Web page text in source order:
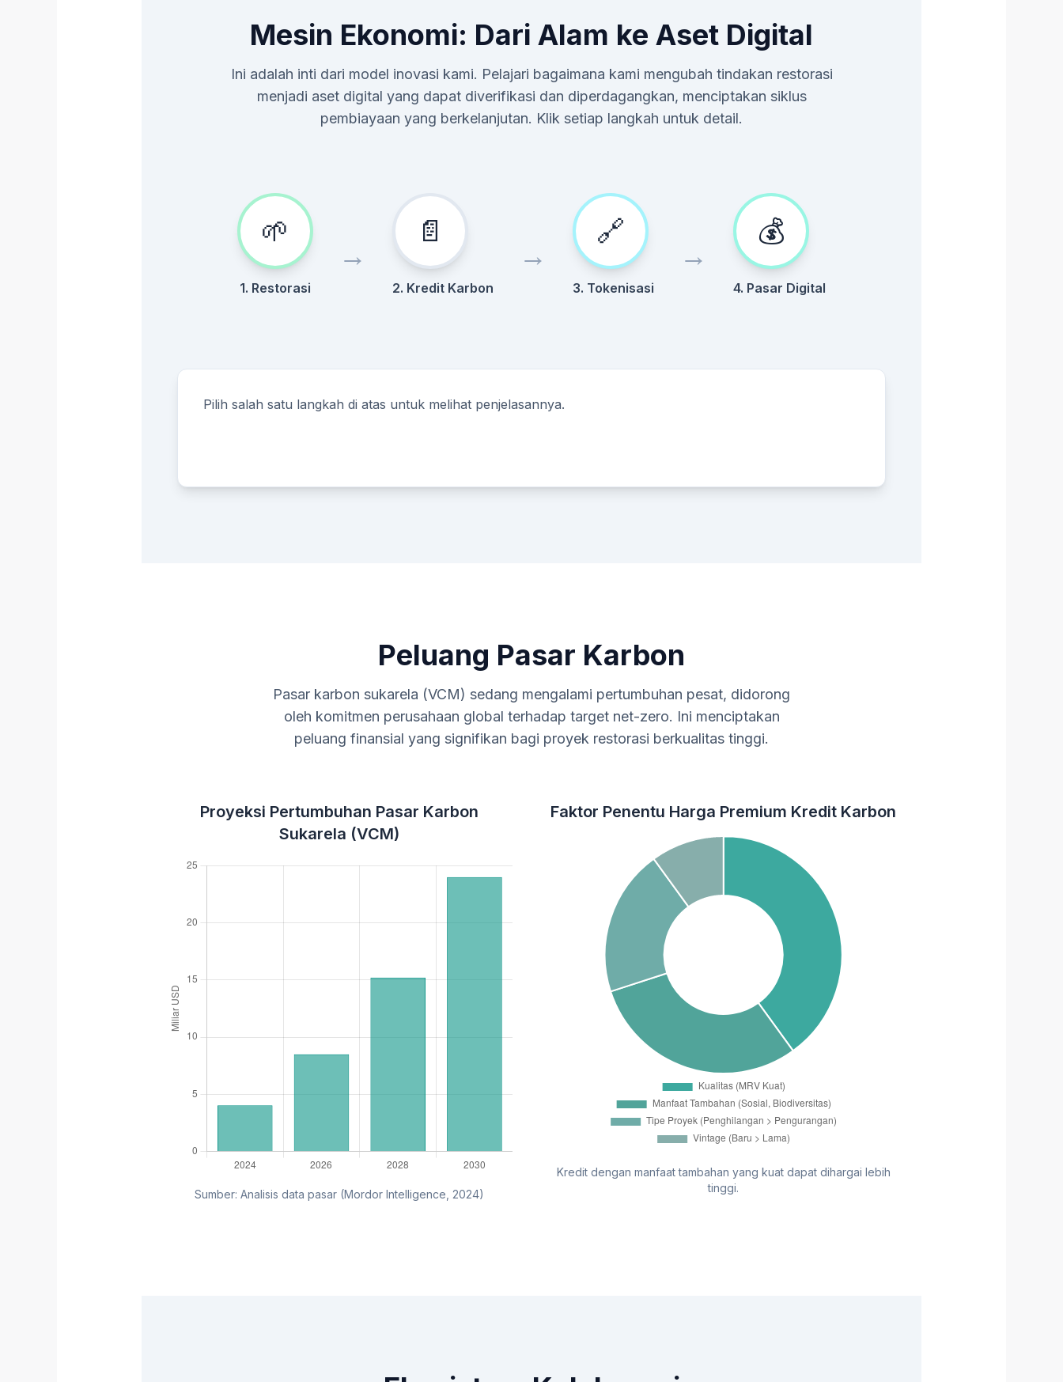
Mesin Ekonomi: Dari Alam ke Aset Digital
Ini adalah inti dari model inovasi kami. Pelajari bagaimana kami mengubah tindakan restorasi
menjadi aset digital yang dapat diverifikasi dan diperdagangkan, menciptakan siklus
pembiayaan yang berkelanjutan. Klik setiap langkah untuk detail.
🌱
1. Restorasi
→
📄
2. Kredit Karbon
→
🔗
3. Tokenisasi
→
💰
4. Pasar Digital
Pilih salah satu langkah di atas untuk melihat penjelasannya.
Peluang Pasar Karbon
Pasar karbon sukarela (VCM) sedang mengalami pertumbuhan pesat, didorong
oleh komitmen perusahaan global terhadap target net-zero. Ini menciptakan
peluang finansial yang signifikan bagi proyek restorasi berkualitas tinggi.
Proyeksi Pertumbuhan Pasar Karbon
Sukarela (VCM)
Sumber: Analisis data pasar (Mordor Intelligence, 2024)
Faktor Penentu Harga Premium Kredit Karbon
Kredit dengan manfaat tambahan yang kuat dapat dihargai lebih
tinggi.